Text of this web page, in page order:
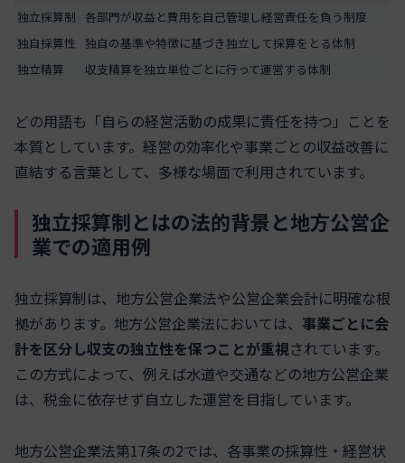
独立採算制
各部門が収益と費用を自己管理し経営責任を負う制度
独自採算性
独自の基準や特徴に基づき独立して採算をとる体制
独立精算
収支精算を独立単位ごとに行って運営する体制
どの用語も「自らの経営活動の成果に責任を持つ」ことを
本質としています。経営の効率化や事業ごとの収益改善に
直結する言葉として、多様な場面で利用されています。
独立採算制とはの法的背景と地方公営企
業での適用例
独立採算制は、地方公営企業法や公営企業会計に明確な根
拠があります。地方公営企業法においては、 事業ごとに会
計を区分し収支の独立性を保つことが重視されています。
この方式によって、例えば水道や交通などの地方公営企業
は、税金に依存せず自立した運営を目指しています。
地方公営企業法第17条の2では、各事業の採算性・経営状